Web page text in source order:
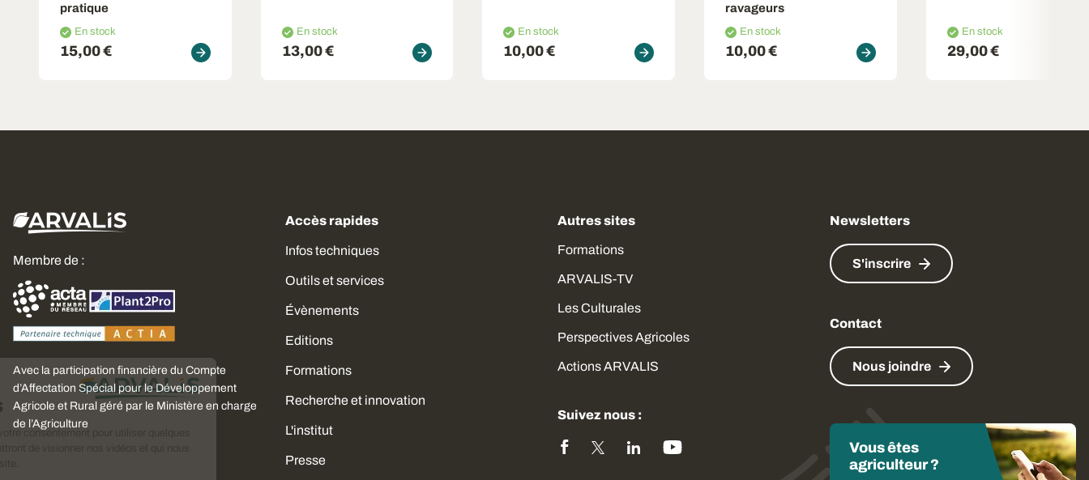
Choisissez
vos cookies
Nous avons besoin de votre consentement pour utiliser quelques
pratique
En stock
15,00 €
En stock
13,00 €
En stock
10,00 €
ravageurs
En stock
10,00 €
En stock
29,00 €
Membre de :
Avec la participation financière du Compte
d’Affectation Spécial pour le Développement
Agricole et Rural géré par le Ministère en charge
de l’Agriculture
Accès rapides
Infos techniques
Outils et services
Évènements
Editions
Formations
Recherche et innovation
L'institut
Presse
Autres sites
Formations
ARVALIS-TV
Les Culturales
Perspectives Agricoles
Actions ARVALIS
Suivez nous :
Newsletters
S'inscrire
Contact
Nous joindre
Vous êtes
agriculteur ?